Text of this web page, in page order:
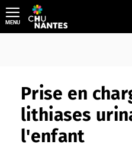
Aller
au
contenu
MENU
Prise en
lithiases
l'enfant